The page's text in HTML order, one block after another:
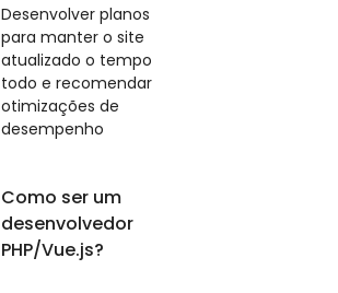
Desenvolver planos
para manter o site
atualizado o tempo
todo e recomendar
otimizações de
desempenho
Como ser um
desenvolvedor
PHP/Vue.js?